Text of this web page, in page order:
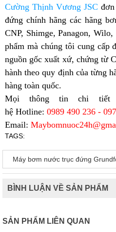
Cường Thịnh Vương JSC
đứng chính hãng các hãng
CNP, Shimge, Panagon,
phẩm mà chúng tôi cung cấp
nguồn gốc xuất xứ, chứng từ
hành theo quy định của từng
hàng toàn quốc.
Mọi thông tin chi tiết
hệ Hotline: 0989 490 236 -
Email:
TAGS:
Máy bơm nước trục đứng
BÌNH LUẬN VỀ SẢN PHẨM
SẢN PHẨM LIÊN QUAN